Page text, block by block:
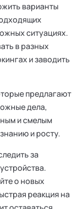
варианты
ситуациях.
в разных
и заводить
предлагают
дела,
и смелым
и росту.
за
о новых
реакция на